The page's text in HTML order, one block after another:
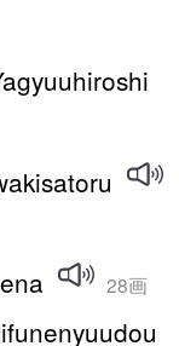
28画